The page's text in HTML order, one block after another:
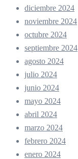
diciembre 2024
noviembre 2024
octubre 2024
septiembre 2024
agosto 2024
julio 2024
junio 2024
mayo 2024
abril 2024
marzo 2024
febrero 2024
enero 2024